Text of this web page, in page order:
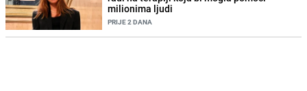
milionima ljudi
PRIJE 2 DANA